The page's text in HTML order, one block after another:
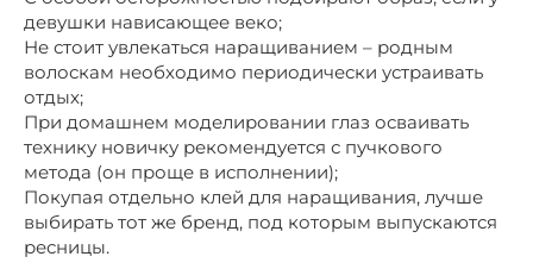
девушки нависающее веко;
Не стоит увлекаться наращиванием – родным
волоскам необходимо периодически устраивать
отдых;
При домашнем моделировании глаз осваивать
технику новичку рекомендуется с пучкового
метода (он проще в исполнении);
Покупая отдельно клей для наращивания, лучше
выбирать тот же бренд, под которым выпускаются
ресницы.